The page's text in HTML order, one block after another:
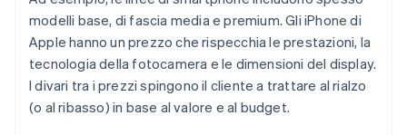
modelli base, di fascia media e premium. Gli iPhone di
Apple hanno un prezzo che rispecchia le prestazioni, la
tecnologia della fotocamera e le dimensioni del display.
I divari tra i prezzi spingono il cliente a trattare al rialzo
(o al ribasso) in base al valore e al budget.